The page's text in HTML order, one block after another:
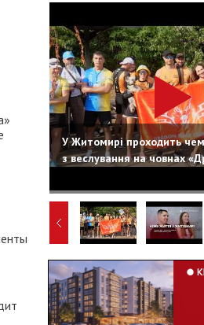
У Житомирі проходить
з веслування на човнах